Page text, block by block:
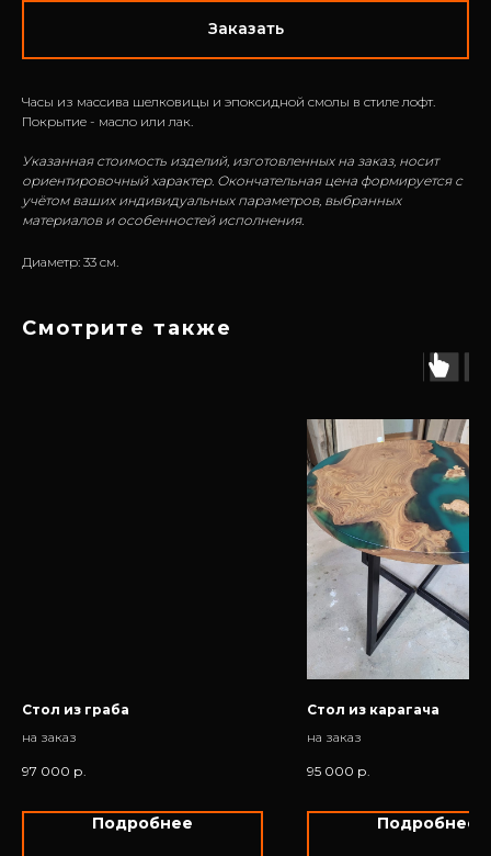
Заказать
Часы из массива шелковицы и эпоксидной смолы в стиле лофт.
Покрытие - масло или лак.
Указанная стоимость изделий, изготовленных на заказ, носит
ориентировочный характер. Окончательная цена формируется с
учётом ваших индивидуальных параметров, выбранных
материалов и особенностей исполнения.
Диаметр: 33 см.
Смотрите также
Стол из граба
на заказ
97 000 р.
Подробнее
Стол из карагача
на заказ
95 000 р.
Подробнее